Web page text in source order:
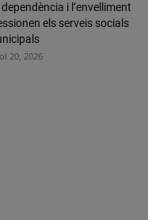
i l’envelliment
els serveis socials
20, 2026